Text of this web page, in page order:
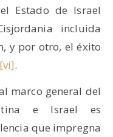
Estado de Israel
incluida
y por otro, el éxito
[vi].
marco general del
e Israel es
que impregna